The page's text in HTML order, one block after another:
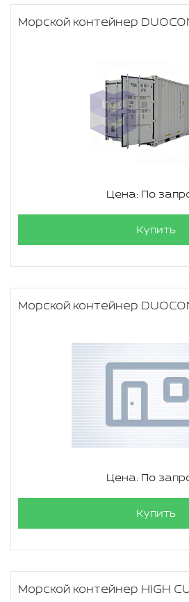
Морской контейнер
Цена: По
Купить
Морской контейнер
Цена: По
Купить
Морской контейнер HIGH